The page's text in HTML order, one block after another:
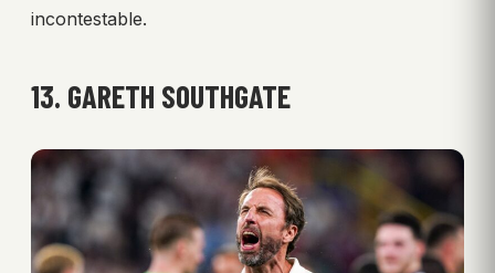
incontestable.
13. GARETH SOUTHGATE